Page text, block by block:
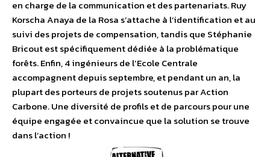
en charge de la communication et des partenariats. Ruy
Korscha Anaya de la Rosa s’attache à l’identification et au
suivi des projets de compensation, tandis que Stéphanie
Bricout est spécifiquement dédiée à la problématique
forêts. Enfin, 4 ingénieurs de l’Ecole Centrale
accompagnent depuis septembre, et pendant un an, la
plupart des porteurs de projets soutenus par Action
Carbone. Une diversité de profils et de parcours pour une
équipe engagée et convaincue que la solution se trouve
dans l’action !